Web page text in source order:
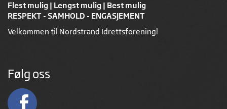
Flest mulig | Lengst mulig | Best mulig
RESPEKT - SAMHOLD - ENGASJEMENT
Velkommen til Nordstrand Idrettsforening!
Følg oss